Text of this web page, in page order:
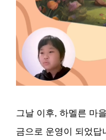
그날 이후, 하멜른 마
금으로 운영이 되었답